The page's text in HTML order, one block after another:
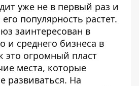
уже не в первый раз и
популярность растет.
заинтересован в
и среднего бизнеса в
это огромный пласт
места, которые
развиваться. На